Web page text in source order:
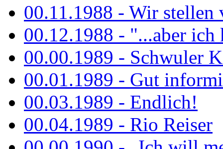
00.11.1988 - Wir stellen
00.12.1988 - "...aber ich
00.00.1989 - Schwuler
00.01.1989 - Gut
00.03.1989 - Endlich!
00.04.1989 - Rio Reiser